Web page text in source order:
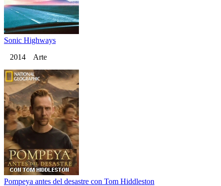
Sonic Highways
2014 Arte
Pompeya antes del desastre con Tom Hiddleston